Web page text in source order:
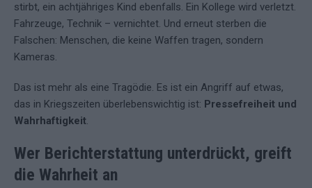
stirbt, ein achtjähriges Kind ebenfalls. Ein Kollege wird verletzt.
Fahrzeuge, Technik – vernichtet. Und erneut sterben die
Falschen: Menschen, die keine Waffen tragen, sondern
Kameras.
Das ist mehr als eine Tragödie. Es ist ein Angriff auf etwas,
das in Kriegszeiten überlebenswichtig ist: Pressefreiheit und
Wahrhaftigkeit.
Wer Berichterstattung unterdrückt, greift
die Wahrheit an